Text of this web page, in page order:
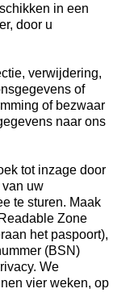
in een
door u
verwijdering,
of
of bezwaar
naar ons
tot inzage door
uw
te sturen. Maak
Zone
het paspoort),
(BSN)
We
vier weken, op